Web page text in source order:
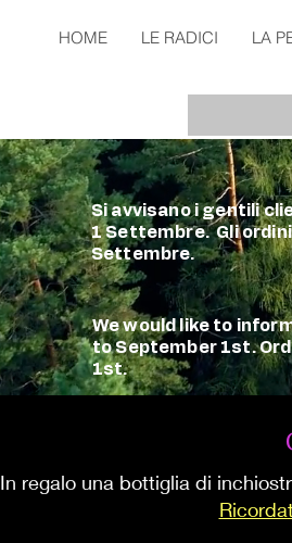
HOME LE RADICI LA
Si avvisano i gentili
1 Settembre. Gli
Settembre.
We would like to
to September 1st.
1st.
In regalo una bottiglia di